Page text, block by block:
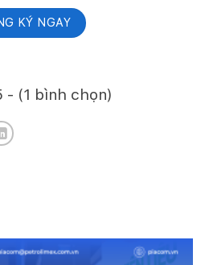
KÝ NGAY
- (1 bình chọn)